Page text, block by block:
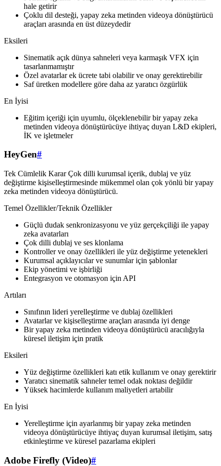
hale getirir
Çoklu dil desteği, yapay zeka metinden videoya dönüştürücü
araçları arasında en üst düzeydedir
Eksileri
Sinematik açık dünya sahneleri veya karmaşık VFX için
tasarlanmamıştır
Özel avatarlar ek ücrete tabi olabilir ve onay gerektirebilir
Saf üretken modellere göre daha az yaratıcı özgürlük
En İyisi
Eğitim içeriği için uyumlu, ölçeklenebilir bir yapay zeka
metinden videoya dönüştürücüye ihtiyaç duyan L&D ekipleri,
İK ve işletmeler
HeyGen#
Tek Cümlelik Karar Çok dilli kurumsal içerik, dublaj ve yüz
değiştirme kişiselleştirmesinde mükemmel olan çok yönlü bir yapay
zeka metinden videoya dönüştürücü.
Temel Özellikler/Teknik Özellikler
Güçlü dudak senkronizasyonu ve yüz gerçekçiliği ile yapay
zeka avatarları
Çok dilli dublaj ve ses klonlama
Kontroller ve onay özellikleri ile yüz değiştirme yetenekleri
Kurumsal açıklayıcılar ve sunumlar için şablonlar
Ekip yönetimi ve işbirliği
Entegrasyon ve otomasyon için API
Artıları
Sınıfının lideri yerelleştirme ve dublaj özellikleri
Avatarlar ve kişiselleştirme araçları arasında iyi denge
Bir yapay zeka metinden videoya dönüştürücü aracılığıyla
küresel iletişim için pratik
Eksileri
Yüz değiştirme özellikleri katı etik kullanım ve onay gerektirir
Yaratıcı sinematik sahneler temel odak noktası değildir
Yüksek hacimlerde kullanım maliyetleri artabilir
En İyisi
Yerelleştirme için ayarlanmış bir yapay zeka metinden
videoya dönüştürücüye ihtiyaç duyan kurumsal iletişim, satış
etkinleştirme ve küresel pazarlama ekipleri
Adobe Firefly (Video)#